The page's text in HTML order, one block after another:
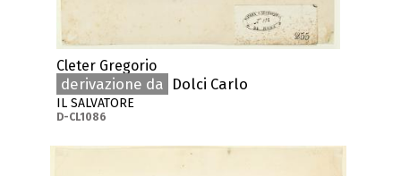
Cleter Gregorio
derivazione da Dolci Carlo
IL SALVATORE
D-CL1086